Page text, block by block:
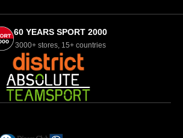
60 YEARS SPORT 2000
3000+ stores, 15+ countries